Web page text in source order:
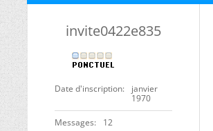
invite0422e835
Date d'inscription
janvier
1970
Messages 12